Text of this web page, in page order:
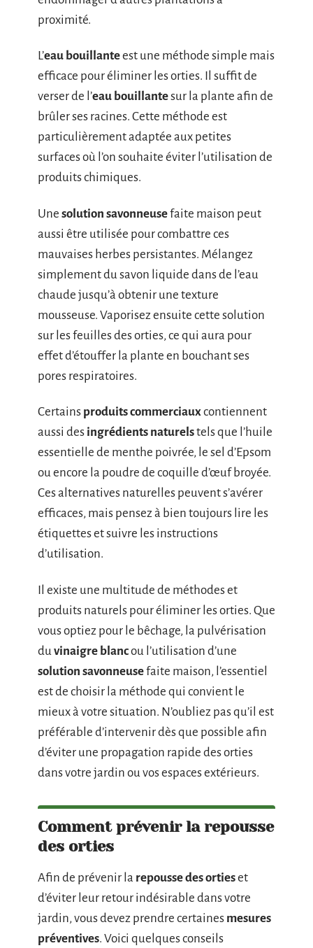
proximité.
L’eau bouillanteest une méthode simple mais
efficace pour éliminer les orties. Il suffit de
verser de l’eau bouillantesur la plante afin de
brûler ses racines. Cette méthode est
particulièrement adaptée aux petites
surfaces où l’on souhaite éviter l’utilisation de
produits chimiques.
Une solution savonneusefaite maison peut
aussi être utilisée pour combattre ces
mauvaises herbes persistantes. Mélangez
simplement du savon liquide dans de l’eau
chaude jusqu’à obtenir une texture
mousseuse. Vaporisez ensuite cette solution
sur les feuilles des orties, ce qui aura pour
effet d’étouffer la plante en bouchant ses
pores respiratoires.
Certains produits commerciauxcontiennent
aussi des ingrédients naturelstels que l’huile
essentielle de menthe poivrée, le sel d’Epsom
ou encore la poudre de coquille d’œuf broyée.
Ces alternatives naturelles peuvent s’avérer
efficaces, mais pensez à bien toujours lire les
étiquettes et suivre les instructions
d’utilisation.
Il existe une multitude de méthodes et
produits naturels pour éliminer les orties. Que
vous optiez pour le bêchage, la pulvérisation
du vinaigre blancou l’utilisation d’une
solution savonneusefaite maison, l’essentiel
est de choisir la méthode qui convient le
mieux à votre situation. N’oubliez pas qu’il est
préférable d’intervenir dès que possible afin
d’éviter une propagation rapide des orties
dans votre jardin ou vos espaces extérieurs.
Comment prévenir la repousse
des orties
Afin de prévenir la repousse des ortieset
d’éviter leur retour indésirable dans votre
jardin, vous devez prendre certaines mesures
préventives. Voici quelques conseils